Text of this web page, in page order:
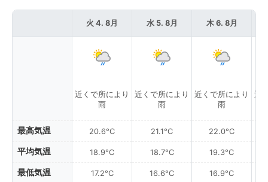
最高気温
平均気温
最低気温
火 4. 8月
近くで所により
雨
20.6°C
18.9°C
17.2°C
水 5. 8月
近くで所により
雨
21.1°C
18.7°C
16.6°C
木 6. 8月
近くで所により
雨
22.0°C
19.3°C
16.9°C
近